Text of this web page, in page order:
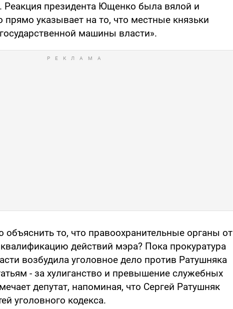
Реакция президента Ющенко была вялой и
прямо указывает на то, что местные князьки
машины власти».
то, что правоохранительные органы от
действий мэра? Пока прокуратура
возбудила уголовное дело против Ратушняка
- за хулиганство и превышение служебных
депутат, напоминая, что Сергей Ратушняк
уголовного кодекса.